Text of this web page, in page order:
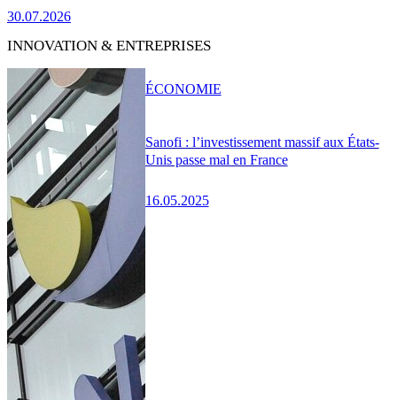
30.07.2026
INNOVATION & ENTREPRISES
Sanofi : l’investissement massif aux États-
Unis passe mal en France
16.05.2025
ÉCONOMIE